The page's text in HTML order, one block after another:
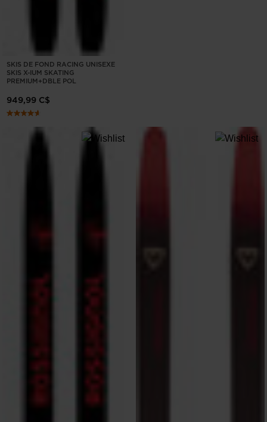
the
website
version
for
United
States
SKIS DE FOND RACING UNISEXE
SKIS X-IUM SKATING
PREMIUM+DBLE POL
949,99 C$